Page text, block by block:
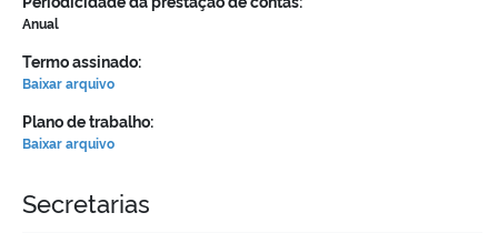
Anual
Termo assinado:
Baixar arquivo
Plano de trabalho:
Baixar arquivo
Secretarias